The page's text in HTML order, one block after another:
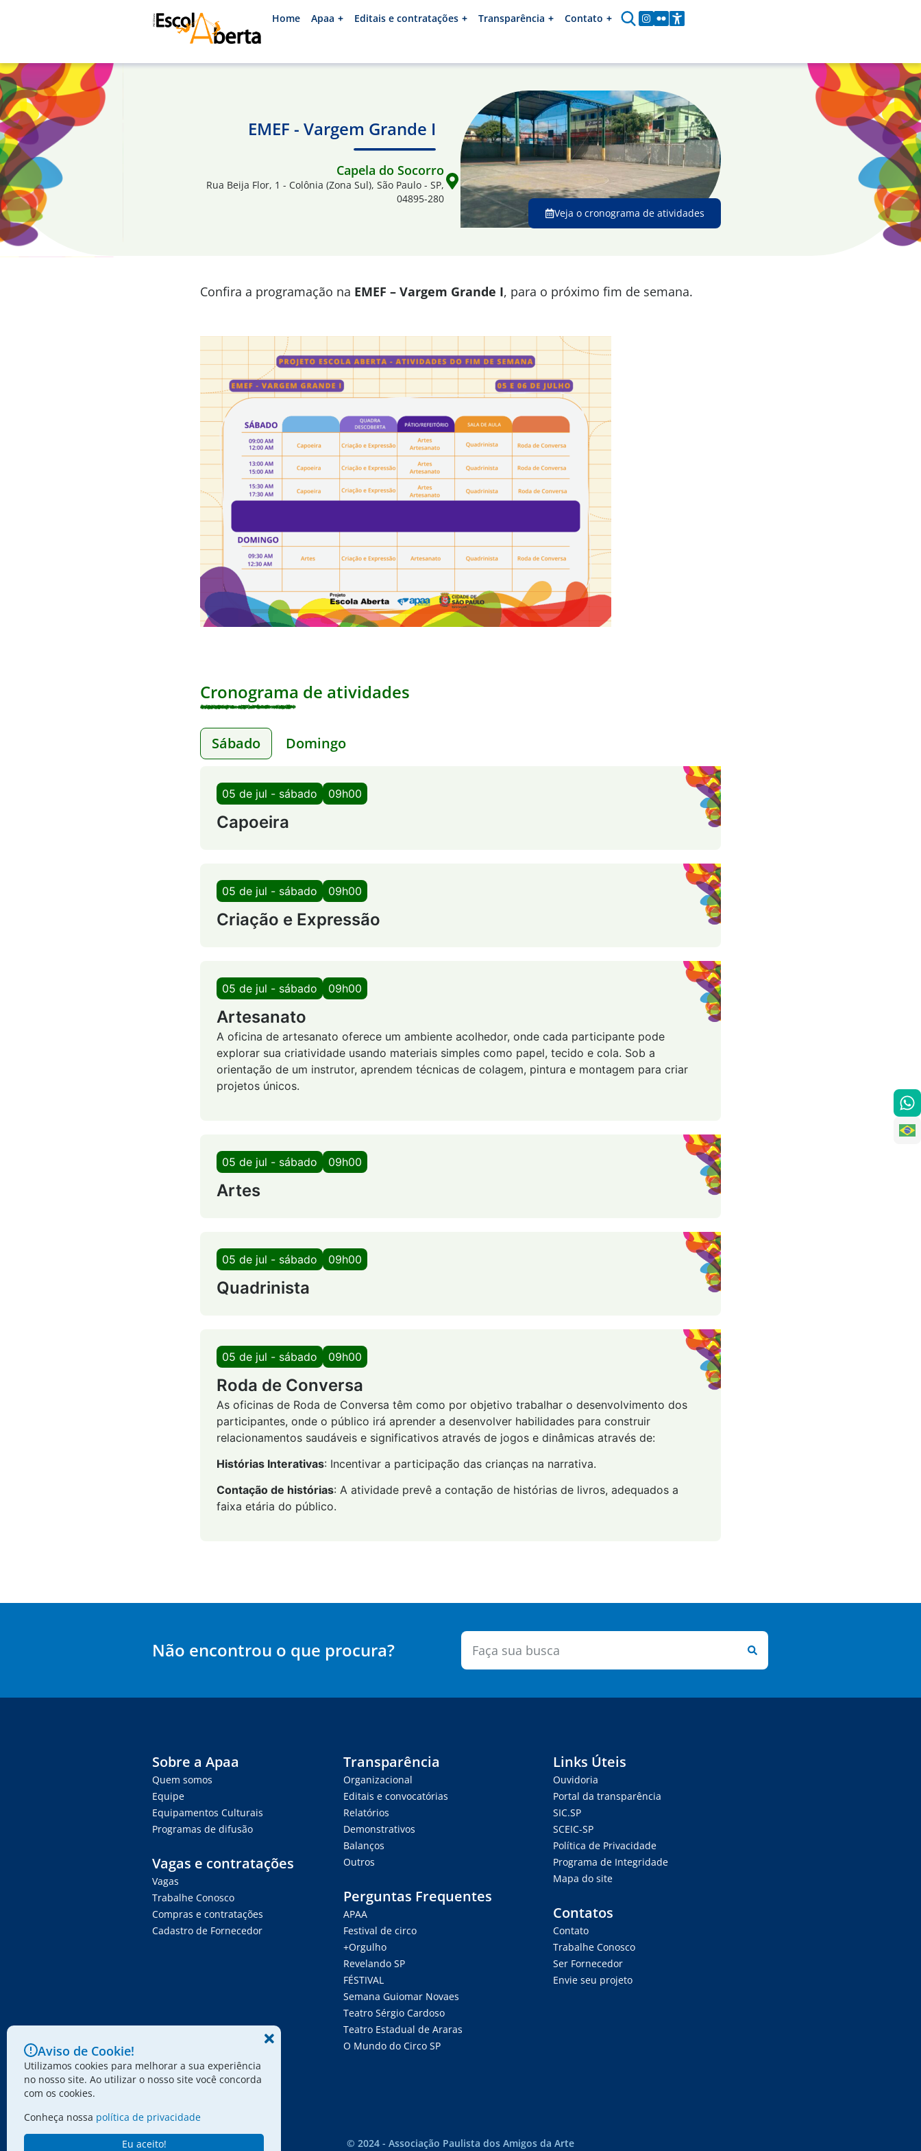
Home Apaa Editais e contratações Transparência Contato
EMEF - Vargem Grande I
Capela do Socorro
Rua Beija Flor, 1 - Colônia (Zona Sul), São Paulo - SP,
04895-280
Veja o cronograma de atividades
Confira a programação na EMEF – Vargem Grande I, para o próximo fim de semana.
Cronograma de atividades
Sábado Domingo
05 de jul - sábado 09h00
Capoeira
05 de jul - sábado 09h00
Criação e Expressão
05 de jul - sábado 09h00
Artesanato
A oficina de artesanato oferece um ambiente acolhedor, onde cada participante pode
explorar sua criatividade usando materiais simples como papel, tecido e cola. Sob a
orientação de um instrutor, aprendem técnicas de colagem, pintura e montagem para criar
projetos únicos.
05 de jul - sábado 09h00
Artes
05 de jul - sábado 09h00
Quadrinista
05 de jul - sábado 09h00
Roda de Conversa
As oficinas de Roda de Conversa têm como por objetivo trabalhar o desenvolvimento dos
participantes, onde o público irá aprender a desenvolver habilidades para construir
relacionamentos saudáveis e significativos através de jogos e dinâmicas através de:
Histórias Interativas: Incentivar a participação das crianças na narrativa.
Contação de histórias: A atividade prevê a contação de histórias de livros, adequados a
faixa etária do público.
Não encontrou o que procura?
Sobre a Apaa
Quem somos
Equipe
Equipamentos Culturais
Programas de difusão
Vagas e contratações
Vagas
Trabalhe Conosco
Compras e contratações
Cadastro de Fornecedor
Transparência
Organizacional
Editais e convocatórias
Relatórios
Demonstrativos
Balanços
Outros
Perguntas Frequentes
APAA
Festival de circo
+Orgulho
Revelando SP
FÉSTIVAL
Semana Guiomar Novaes
Teatro Sérgio Cardoso
Teatro Estadual de Araras
O Mundo do Circo SP
Links Úteis
Ouvidoria
Portal da transparência
SIC.SP
SCEIC-SP
Política de Privacidade
Programa de Integridade
Mapa do site
Contatos
Contato
Trabalhe Conosco
Ser Fornecedor
Envie seu projeto
© 2024 - Associação Paulista dos Amigos da Arte
Aviso de Cookie!
Utilizamos cookies para melhorar a sua experiência
no nosso site. Ao utilizar o nosso site você concorda
com os cookies.
Conheça nossa política de privacidade
Eu aceito!